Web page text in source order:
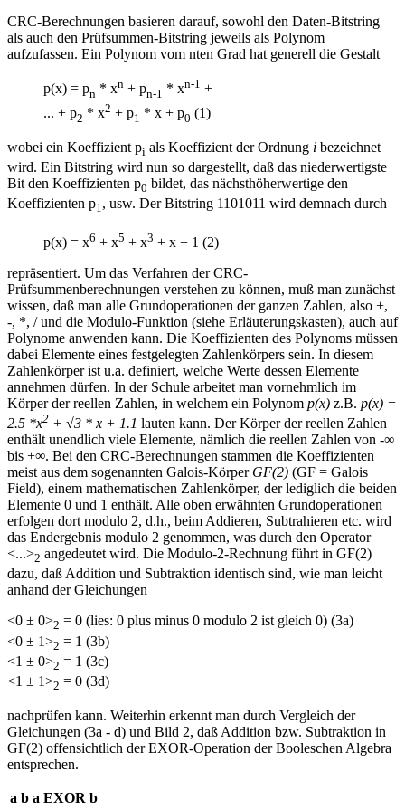
CRC-Berechnungen basieren darauf, sowohl den Daten-Bitstring
als auch den Prüfsummen-Bitstring jeweils als Polynom
aufzufassen. Ein Polynom vom nten Grad hat generell die Gestalt
p(x) = pn * xn + pn-1 * xn-1 +
... + p2 * x2 + p1 * x + p0 (1)
wobei ein Koeffizient pi als Koeffizient der Ordnung i bezeichnet
wird. Ein Bitstring wird nun so dargestellt, daß das niederwertigste
Bit den Koeffizienten p0 bildet, das nächsthöherwertige den
Koeffizienten p1, usw. Der Bitstring 1101011 wird demnach durch
p(x) = x6 + x5 + x3 + x + 1 (2)
repräsentiert. Um das Verfahren der CRC-
Prüfsummenberechnungen verstehen zu können, muß man zunächst
wissen, daß man alle Grundoperationen der ganzen Zahlen, also +,
-, *, / und die Modulo-Funktion (siehe Erläuterungskasten), auch auf
Polynome anwenden kann. Die Koeffizienten des Polynoms müssen
dabei Elemente eines festgelegten Zahlenkörpers sein. In diesem
Zahlenkörper ist u.a. definiert, welche Werte dessen Elemente
annehmen dürfen. In der Schule arbeitet man vornehmlich im
Körper der reellen Zahlen, in welchem ein Polynom p(x) z.B. p(x) =
2.5 *x2 + √3 * x + 1.1 lauten kann. Der Körper der reellen Zahlen
enthält unendlich viele Elemente, nämlich die reellen Zahlen von -∞
bis +∞. Bei den CRC-Berechnungen stammen die Koeffizienten
meist aus dem sogenannten Galois-Körper GF(2) (GF = Galois
Field), einem mathematischen Zahlenkörper, der lediglich die beiden
Elemente 0 und 1 enthält. Alle oben erwähnten Grundoperationen
erfolgen dort modulo 2, d.h., beim Addieren, Subtrahieren etc. wird
das Endergebnis modulo 2 genommen, was durch den Operator
<...>2 angedeutet wird. Die Modulo-2-Rechnung führt in GF(2)
dazu, daß Addition und Subtraktion identisch sind, wie man leicht
anhand der Gleichungen
<0 ± 0>2 = 0 (lies: 0 plus minus 0 modulo 2 ist gleich 0) (3a)
<0 ± 1>2 = 1 (3b)
<1 ± 0>2 = 1 (3c)
<1 ± 1>2 = 0 (3d)
nachprüfen kann. Weiterhin erkennt man durch Vergleich der
Gleichungen (3a - d) und Bild 2, daß Addition bzw. Subtraktion in
GF(2) offensichtlich der EXOR-Operation der Booleschen Algebra
entsprechen.
a b a EXOR b